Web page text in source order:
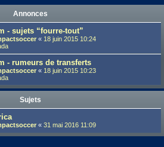
Annonces
- sujets “fourre-tout”
« 18 juin 2015 10:24
- rumeurs de transferts
« 18 juin 2015 10:23
Sujets
« 31 mai 2016 11:09